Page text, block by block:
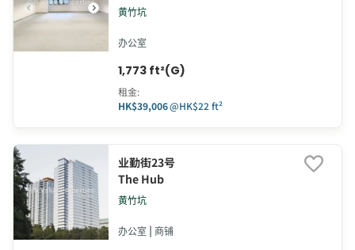
黄竹坑
办公室
1,773 ft²(G)
租金:
HK$39,006@HK$22 ft²
业勤街23号
The Hub
黄竹坑
办公室 | 商铺